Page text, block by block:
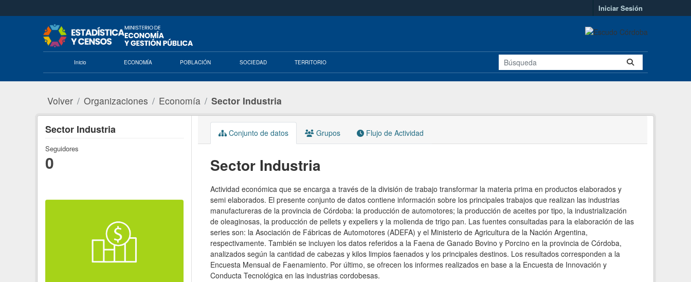
Iniciar Sesión
Inicio ECONOMÍA POBLACIÓN SOCIEDAD TERRITORIO
Volver Organizaciones Economía Sector Industria
Sector Industria
Seguidores
0
Conjunto de datos Grupos Flujo de Actividad
Sector Industria
Actividad económica que se encarga a través de la división de trabajo transformar la materia prima en productos elaborados y
semi elaborados. El presente conjunto de datos contiene información sobre los principales trabajos que realizan las industrias
manufactureras de la provincia de Córdoba: la producción de automotores; la producción de aceites por tipo, la industrialización
de oleaginosas, la producción de pellets y expellers y la molienda de trigo pan. Las fuentes consultadas para la elaboración de las
series son: la Asociación de Fábricas de Automotores (ADEFA) y el Ministerio de Agricultura de la Nación Argentina,
respectivamente. También se incluyen los datos referidos a la Faena de Ganado Bovino y Porcino en la provincia de Córdoba,
analizados según la cantidad de cabezas y kilos limpios faenados y los principales destinos. Los resultados corresponden a la
Encuesta Mensual de Faenamiento. Por último, se ofrecen los informes realizados en base a la Encuesta de Innovación y
Conducta Tecnológica en las industrias cordobesas.